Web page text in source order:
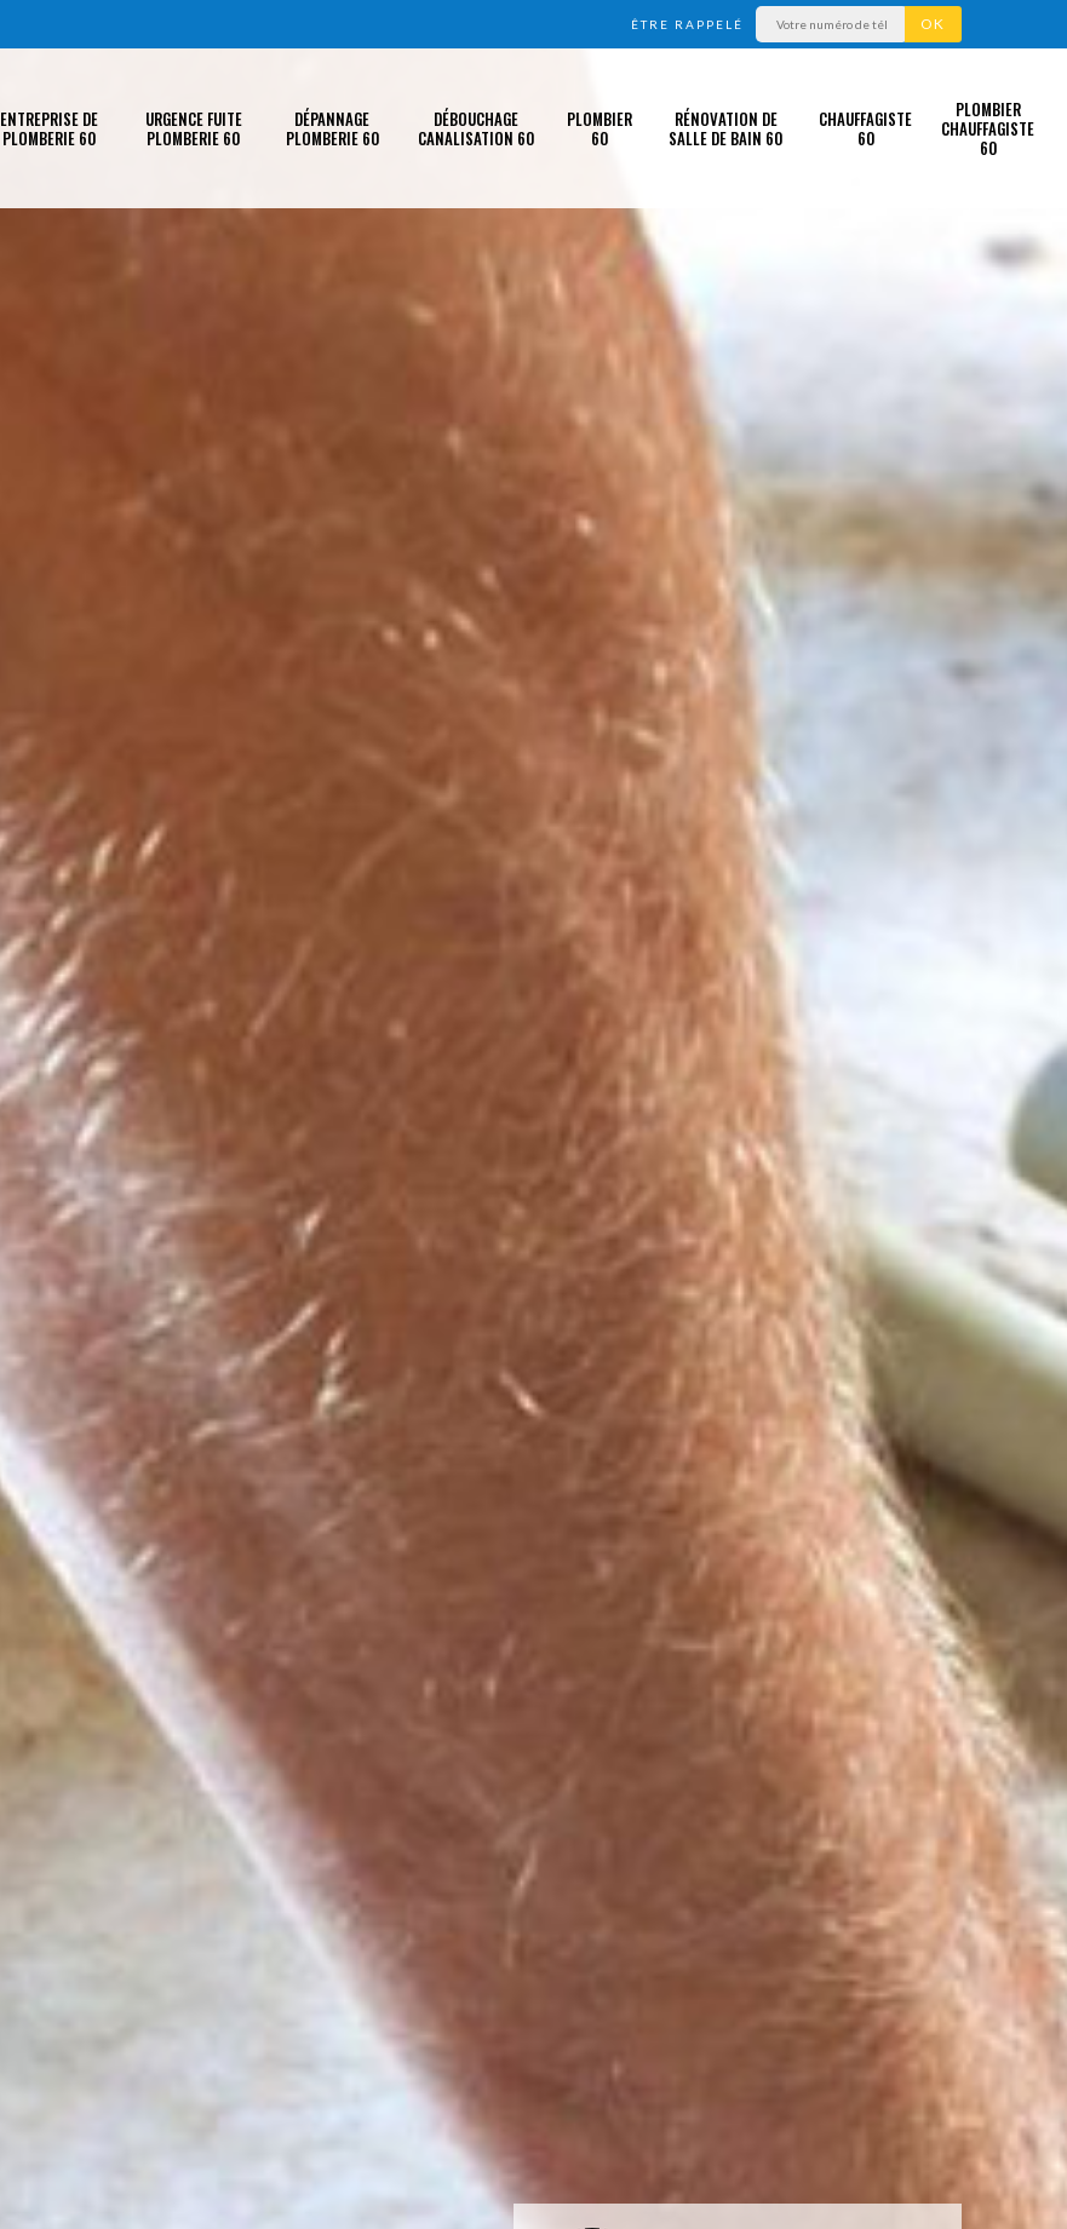
ÊTRE RAPPELÉ
ENTREPRISE DE
PLOMBERIE 60
URGENCE FUITE
PLOMBERIE 60
DÉPANNAGE
PLOMBERIE 60
DÉBOUCHAGE
CANALISATION 60
PLOMBIER
60
RÉNOVATION DE
SALLE DE BAIN 60
CHAUFFAGISTE
60
PLOMBIER
CHAUFFAGISTE
60